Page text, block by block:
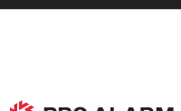
Voice Activated